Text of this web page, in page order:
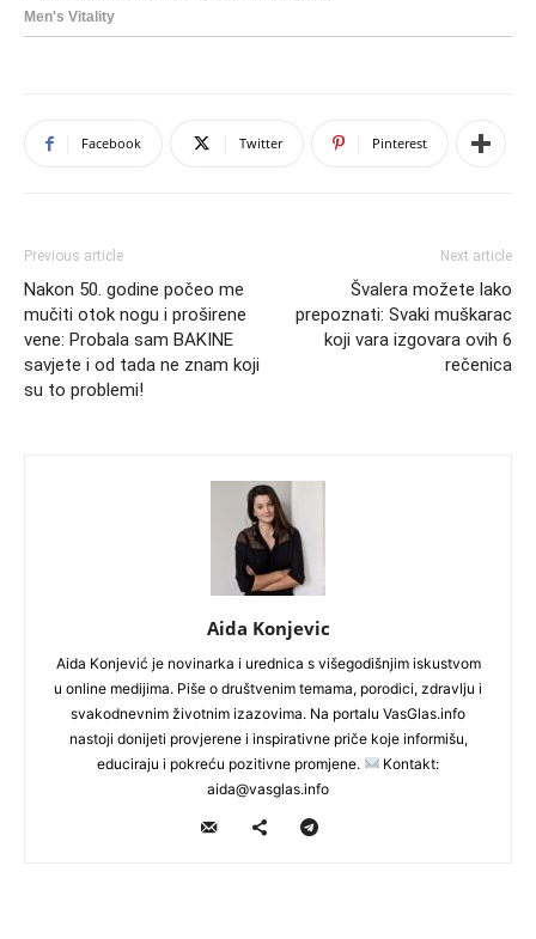
Facebook Twitter Pinterest
Previous article
Nakon 50. godine počeo me
mučiti otok nogu i proširene
vene: Probala sam BAKINE
savjete i od tada ne znam koji
su to problemi!
Next article
Švalera možete lako
prepoznati: Svaki muškarac
koji vara izgovara ovih 6
rečenica
Aida Konjevic
Aida Konjević je novinarka i urednica s višegodišnjim iskustvom
u online medijima. Piše o društvenim temama, porodici, zdravlju i
svakodnevnim životnim izazovima. Na portalu VasGlas.info
nastoji donijeti provjerene i inspirativne priče koje informišu,
educiraju i pokreću pozitivne promjene.
Kontakt:
aida@vasglas.info